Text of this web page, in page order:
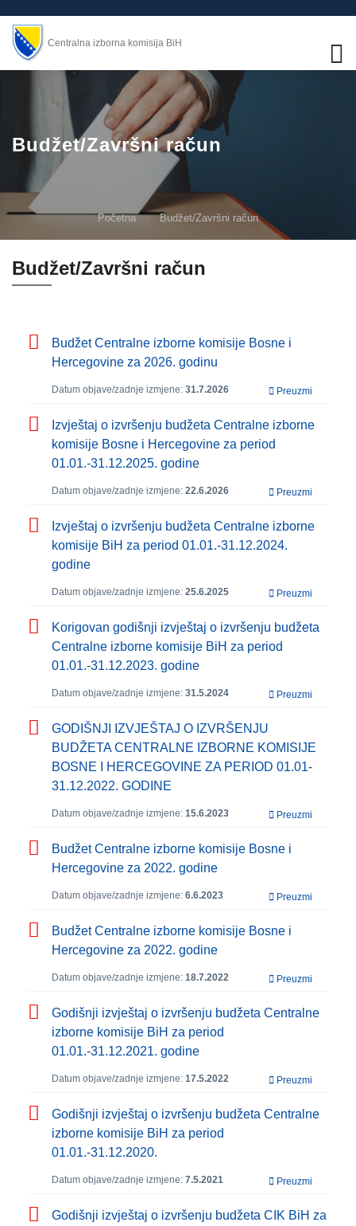
Centralna izborna komisija BiH
Budžet/Završni račun
Početna Budžet/Završni račun
Budžet/Završni račun
Budžet Centralne izborne komisije Bosne i
Hercegovine za 2026. godinu
Datum objave/zadnje izmjene: 31.7.2026 Preuzmi
Izvještaj o izvršenju budžeta Centralne izborne
komisije Bosne i Hercegovine za period
01.01.-31.12.2025. godine
Datum objave/zadnje izmjene: 22.6.2026 Preuzmi
Izvještaj o izvršenju budžeta Centralne izborne
komisije BiH za period 01.01.-31.12.2024.
godine
Datum objave/zadnje izmjene: 25.6.2025 Preuzmi
Korigovan godišnji izvještaj o izvršenju budžeta
Centralne izborne komisije BiH za period
01.01.-31.12.2023. godine
Datum objave/zadnje izmjene: 31.5.2024 Preuzmi
GODIŠNJI IZVJEŠTAJ O IZVRŠENJU
BUDŽETA CENTRALNE IZBORNE KOMISIJE
BOSNE I HERCEGOVINE ZA PERIOD 01.01-
31.12.2022. GODINE
Datum objave/zadnje izmjene: 15.6.2023 Preuzmi
Budžet Centralne izborne komisije Bosne i
Hercegovine za 2022. godine
Datum objave/zadnje izmjene: 6.6.2023 Preuzmi
Budžet Centralne izborne komisije Bosne i
Hercegovine za 2022. godine
Datum objave/zadnje izmjene: 18.7.2022 Preuzmi
Godišnji izvještaj o izvršenju budžeta Centralne
izborne komisije BiH za period
01.01.-31.12.2021. godine
Datum objave/zadnje izmjene: 17.5.2022 Preuzmi
Godišnji izvještaj o izvršenju budžeta Centralne
izborne komisije BiH za period
01.01.-31.12.2020.
Datum objave/zadnje izmjene: 7.5.2021 Preuzmi
Godišnji izvještaj o izvršenju budžeta CIK BiH za